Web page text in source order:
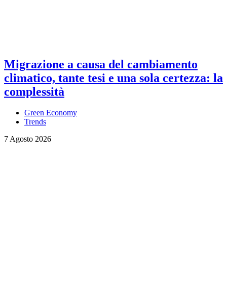
Migrazione a causa del cambiamento
climatico, tante tesi e una sola certezza: la
complessità
Green Economy
Trends
7 Agosto 2026